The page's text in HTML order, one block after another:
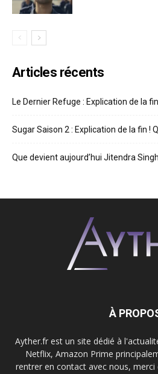
Articles récents
Le Dernier Refuge : Explication de la
Sugar Saison 2 : Explication de la fin !
Que devient aujourd’hui Jitendra
À
Ayther.fr est un site dédié à
Netflix, Amazon Prime
rentrer en contact avec nous,